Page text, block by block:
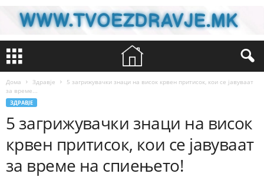
Дома Здравје
5 загрижувачки знаци на висок крвен притисок, кои се јавуваат
за време...
ЗДРАВЈЕ
5 загрижувачки знаци на висок
крвен притисок, кои се јавуваат
за време на спиењето!